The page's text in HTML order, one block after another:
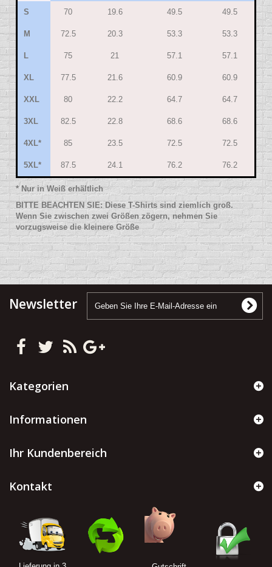
S 70 19.6 49.5 49.5
M 72.5 20.3 53.3 53.3
L 75 21 57.1 57.1
XL 77.5 21.6 60.9 60.9
XXL 80 22.2 64.7 64.7
3XL 82.5 22.8 68.6 68.6
4XL* 85 23.5 72.5 72.5
5XL* 87.5 24.1 76.2 76.2
* Nur in Weiß erhältlich
BITTE BEACHTEN SIE: Diese T-Shirts sind ziemlich groß.
Wenn Sie zwischen zwei Größen zögern, nehmen Sie
vorzugsweise die kleinere Größe
Newsletter
Kategorien
Informationen
Ihr Kundenbereich
Kontakt